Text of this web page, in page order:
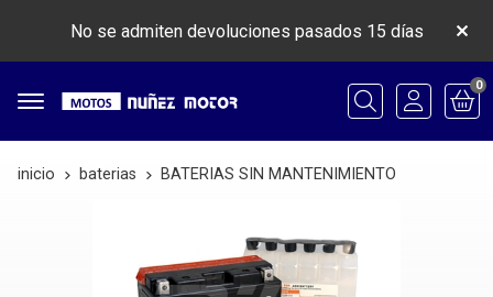
No se admiten devoluciones pasados 15 días
Buscar
0
inicio baterias BATERIAS SIN MANTENIMIENTO